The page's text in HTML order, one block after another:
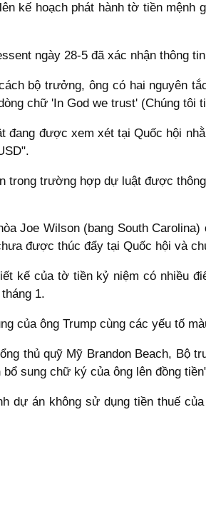
kế hoạch phát hành tờ tiền mệnh
ngày 28-5 đã xác nhận thông
bộ trưởng, ông có hai nguyên
chữ 'In God we trust' (Chúng tôi
đang được xem xét tại Quốc hội
trong trường hợp dự luật được
Joe Wilson (bang South
được thúc đẩy tại Quốc hội và
kế của tờ tiền kỷ niệm có nhiều
1.
của ông Trump cùng các yếu tố
thủ quỹ Mỹ Brandon Beach, Bộ
bổ sung chữ ký của ông lên đồng
dự án không sử dụng tiền thuế